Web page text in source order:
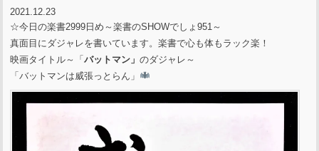
2021.12.23
☆今日の楽書2999日め～楽書のSHOWでしょ951～
真面目にダジャレを書いています。楽書で心も体もラック楽！
映画タイトル～「バットマン」のダジャレ～
「バットマンは威張っとらん」